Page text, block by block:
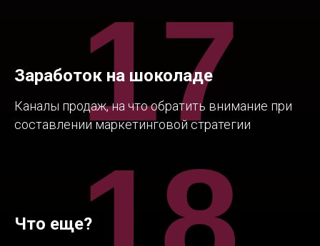
Заработок на шоколаде
Каналы продаж, на что обратить внимание при
составлении маркетинговой стратегии
17
Что еще?